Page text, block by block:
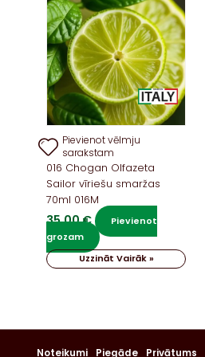
Pievienot vēlmju
sarakstam
016 Chogan Olfazeta
Sailor vīriešu smaržas
70ml 016M
35,00€
Pievienot
grozam
Uzzināt Vairāk »
Noteikumi Piegāde Privātums